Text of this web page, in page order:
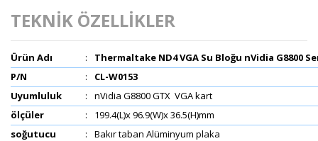
TEKNİK ÖZELLİKLER
Ürün Adı :
Thermaltake ND4 VGA Su Bloğu nVidia G8800
P/N
:
CL-W0153
Uyumluluk
: nVidia G8800 GTX VGA kart
ölçüler
:
199.4(L)x 96.9(W)x 36.5(H)mm
soğutucu
:
Bakır taban Alüminyum plaka